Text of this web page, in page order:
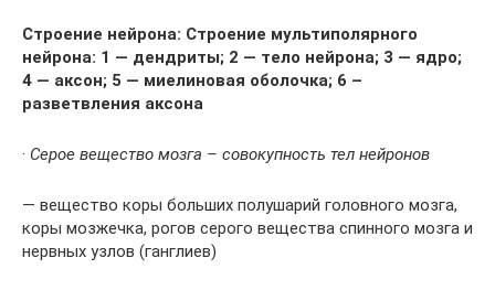
Строение нейрона: Строение мультиполярного
нейрона: 1 — дендриты; 2 — тело нейрона; 3 — ядро;
4 — аксон; 5 — миелиновая оболочка; 6 –
разветвления аксона
· Серое вещество мозга – совокупность тел нейронов
— вещество коры больших полушарий головного мозга,
коры мозжечка, рогов серого вещества спинного мозга и
нервных узлов (ганглиев)